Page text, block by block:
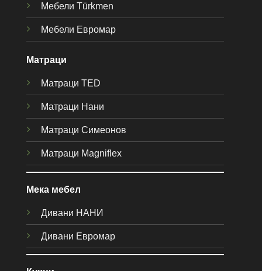
Мебели Türkmen
Мебели Евромар
Матраци
Матраци TED
Матраци Нани
Матраци Симеонов
Матраци Magniflex
Мека мебел
Дивани НАНИ
Дивани Евромар